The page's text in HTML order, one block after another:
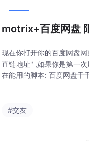
motrix+百度网盘
现在你打开你的百度网盘
直链地址" ,如果你是第一
在能用的脚本: 百度网盘千
#交友